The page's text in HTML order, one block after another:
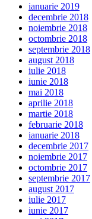
ianuarie 2019
decembrie 2018
noiembrie 2018
octombrie 2018
septembrie 2018
august 2018
iulie 2018
iunie 2018
mai 2018
aprilie 2018
martie 2018
februarie 2018
ianuarie 2018
decembrie 2017
noiembrie 2017
octombrie 2017
septembrie 2017
august 2017
iulie 2017
iunie 2017